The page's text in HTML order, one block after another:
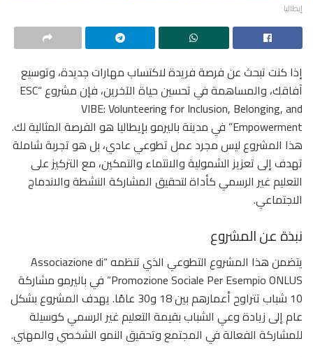
إيطاليا
إذا كنت تبحث عن فرصة فريدة لاكتساب مهارات جديدة، وتوسيع
آفاقك، والمساهمة في تحسين حياة الآخرين، فإن مشروع “ESC
VIBE: Volunteering for Inclusion, Belonging, and
Empowerment” في مدينة باليرمو بإيطاليا هو الفرصة المثالية لك.
هذا المشروع ليس مجرد عمل تطوعي عادي، بل هو تجربة شاملة
تهدف إلى تعزيز الشمولية والانتماء والتمكين، مع التركيز على
التعليم غير الرسمي كأداة لتحقيق المشاركة النشطة والاندماج
الاجتماعي.
نبذة عن المشروع
يتضمن هذا المشروع التطوعي الذي تنظمه “Associazione di
Promozione Sociale Per Esempio ONLUS” في باليرمو مشاركة
10 شباب تتراوح أعمارهم بين 18 و30 عامًا. يهدف المشروع بشكل
عام إلى زيادة وعي الشباب بقيمة التعليم غير الرسمي كوسيلة
للمشاركة الفعالة في المجتمع وتحقيق النمو الشخصي والمهني.